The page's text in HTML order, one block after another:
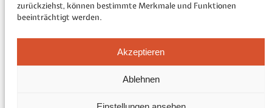
zurückziehst, können bestimmte Merkmale und Funktionen
beeinträchtigt werden.
Akzeptieren
Ablehnen
Cookie Directive (EU)